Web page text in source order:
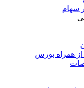
سهام
از همراه بورس